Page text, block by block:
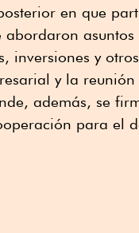
en que
asuntos
inversiones y otros
y la
además, se
para el